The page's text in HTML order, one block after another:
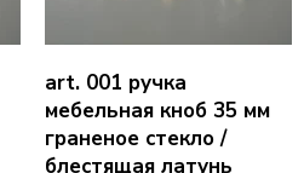
art. 001 ручка
мебельная кноб 35 мм
граненое стекло /
блестящая латунь